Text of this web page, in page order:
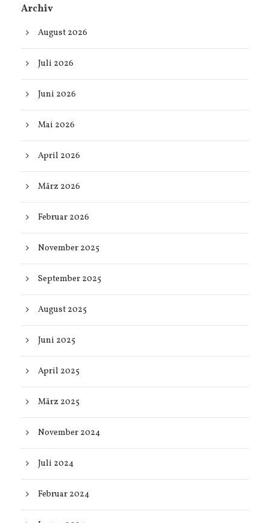
Archiv
August 2026
Juli 2026
Juni 2026
Mai 2026
April 2026
März 2026
Februar 2026
November 2025
September 2025
August 2025
Juni 2025
April 2025
März 2025
November 2024
Juli 2024
Februar 2024